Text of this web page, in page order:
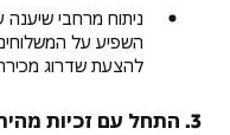
ניתוח מרחבי שיענה
השפיע על המשלוחים
להצעת שדרוג
3. התחל עם זכיות מהירות